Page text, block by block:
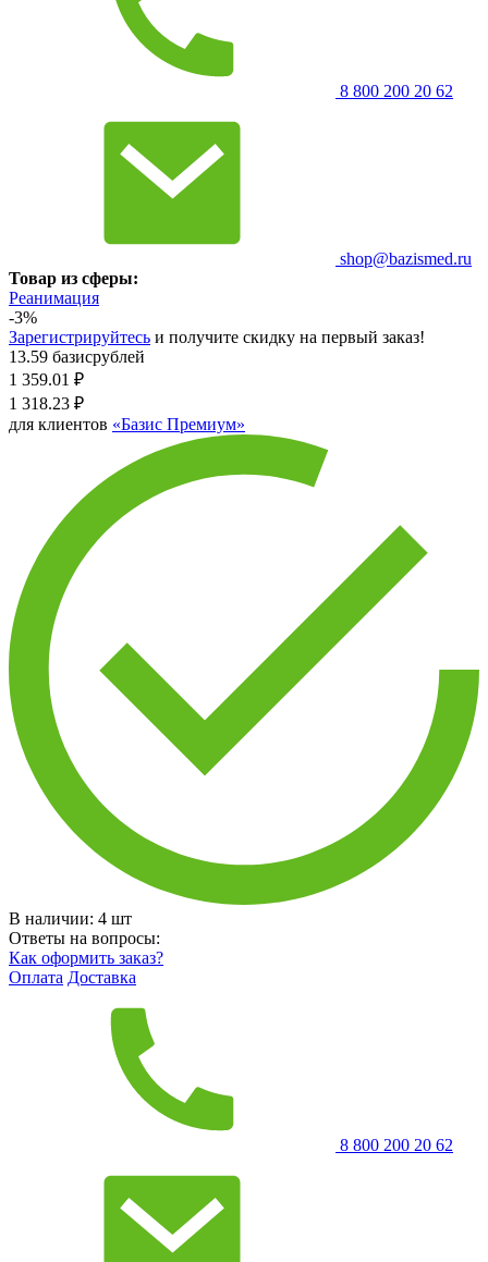
8 800 200 20 62
shop@bazismed.ru
Товар из сферы:
Реанимация
-3%
Зарегистрируйтесь и получите скидку на первый заказ!
13.59 базисрублей
1 359.01 ₽
1 318.23 ₽
для клиентов «Базис Премиум»
В наличии: 4 шт
Ответы на вопросы:
Как оформить заказ?
Оплата Доставка
8 800 200 20 62